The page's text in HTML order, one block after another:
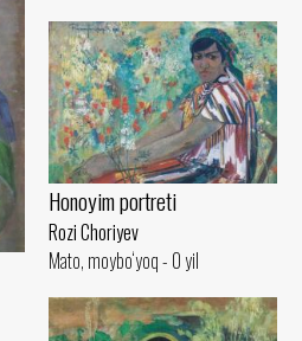
Honoyim portreti
Rozi Choriyev
Mato, moybo‘yoq - 0 yil